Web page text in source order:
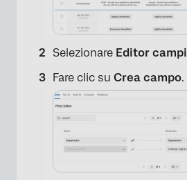
Selezionare Editor campi
Fare clic su Crea campo.